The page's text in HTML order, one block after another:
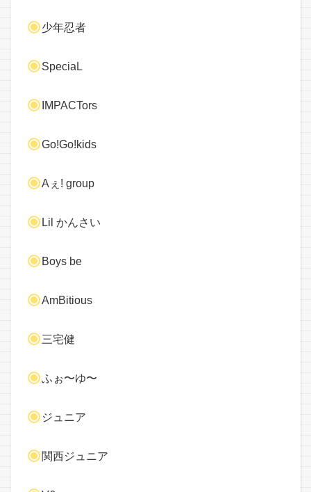
少年忍者
SpeciaL
IMPACTors
Go!Go!kids
Aぇ! group
Lil かんさい
Boys be
AmBitious
三宅健
ふぉ〜ゆ〜
ジュニア
関西ジュニア